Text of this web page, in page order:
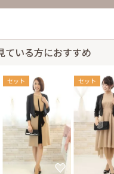
ている方におすすめ
セット セット